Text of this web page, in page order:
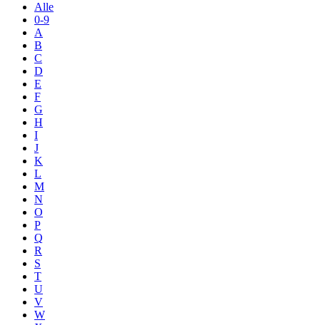
Alle
0-9
A
B
C
D
E
F
G
H
I
J
K
L
M
N
O
P
Q
R
S
T
U
V
W